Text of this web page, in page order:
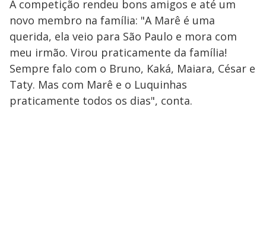
A competição rendeu bons amigos e até um
novo membro na família: "A Marê é uma
querida, ela veio para São Paulo e mora com
meu irmão. Virou praticamente da família!
Sempre falo com o Bruno, Kaká, Maiara, César e
Taty. Mas com Marê e o Luquinhas
praticamente todos os dias", conta.